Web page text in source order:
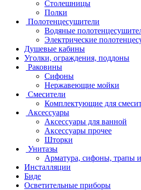
Столешницы
Полки
Полотенцесушители
Водяные
Электрические
Душевые кабины
Уголки, ограждения, поддоны
Раковины
Сифоны
Нержавеющие мойки
Смесители
Комплектующие для
Аксессуары
Аксессуары для ванной
Аксессуары прочее
Шторки
Унитазы
Арматура, сифоны, трапы
Инсталляции
Биде
Осветительные приборы